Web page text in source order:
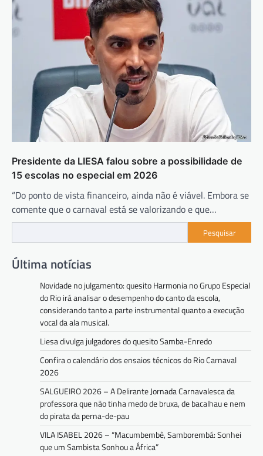
Presidente da LIESA falou sobre a possibilidade de
15 escolas no especial em 2026
“Do ponto de vista financeiro, ainda não é viável. Embora se
comente que o carnaval está se valorizando e que…
Pesquisar
Última notícias
Novidade no julgamento: quesito Harmonia no Grupo Especial
do Rio irá analisar o desempenho do canto da escola,
considerando tanto a parte instrumental quanto a execução
vocal da ala musical.
Liesa divulga julgadores do quesito Samba-Enredo
Confira o calendário dos ensaios técnicos do Rio Carnaval
2026
SALGUEIRO 2026 – A Delirante Jornada Carnavalesca da
professora que não tinha medo de bruxa, de bacalhau e nem
do pirata da perna-de-pau
VILA ISABEL 2026 – “Macumbembê, Samborembá: Sonhei
que um Sambista Sonhou a África”